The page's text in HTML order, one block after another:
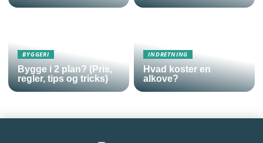
BYGGERI
Bygge i 2 plan? (Pris,
regler, tips og tricks)
INDRETNING
Hvad koster en
alkove?